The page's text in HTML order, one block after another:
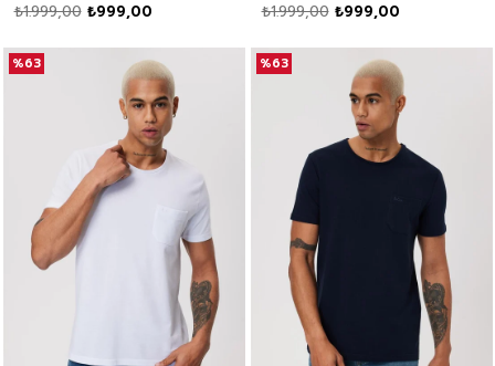
Pantolon ₺999,00
₺1.999,00
Pantolon ₺999,00
₺1.999,00
%63 %63